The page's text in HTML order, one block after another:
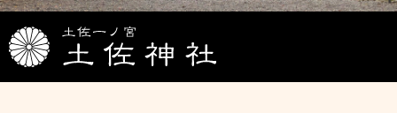
ッ
プ